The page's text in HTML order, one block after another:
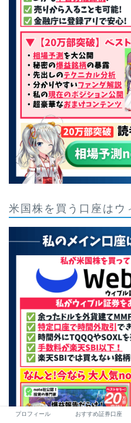
米国株を買う口座はウ
プロフィール おすすめ証券口座